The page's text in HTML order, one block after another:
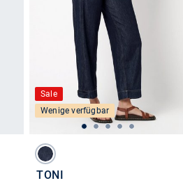
Sale
Wenige verfügbar
TONI